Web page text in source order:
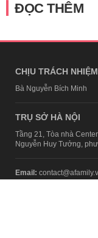
ĐỌC THÊM
CHỊU TRÁCH
Bà Nguyễn Bích Minh
TRỤ SỞ HÀ NỘI
Tầng 21, Tòa nhà
Nguyễn Huy Tưởng,
Email: